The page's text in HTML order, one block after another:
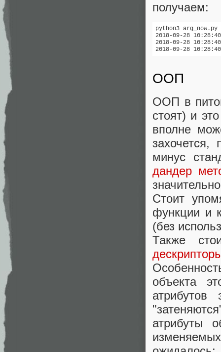
получаем:
python3 arg_now.py
2018-09-28
2018-09-28
2018-09-28
ООП
ООП в
стоят) и
вполне
захочется,
минус
дандер
Стоит
функции и
(без
Также
объекта
атрибуты